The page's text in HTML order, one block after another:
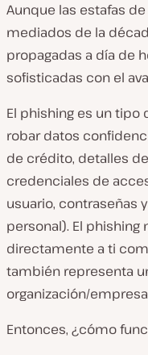
Aunque las estafas
mediados de la
propagadas a día de
sofisticadas con el
El phishing es un
robar datos
de crédito, detalles
credenciales de
usuario, contraseñas
personal). El
directamente a ti
también representa
organización/
Entonces, ¿cómo